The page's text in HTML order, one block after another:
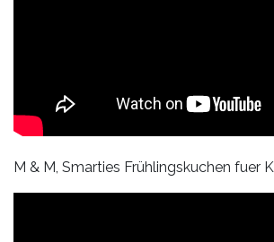
M & M, Smarties Frühlingskuchen fuer